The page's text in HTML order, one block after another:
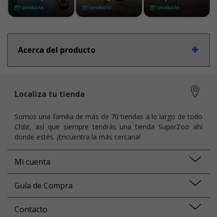
Acerca del producto
Localiza tu tienda
Somos una familia de más de 70 tiendas a lo largo de todo
Chile, así que siempre tendrás una tienda SuperZoo ahí
donde estés. ¡Encuentra la más cercana!
Mi cuenta
Guía de Compra
Contacto